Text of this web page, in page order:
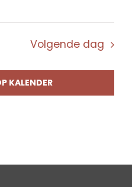
Volgende dag
KALENDER